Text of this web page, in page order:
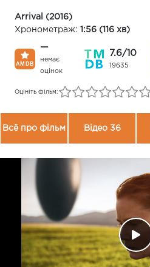
Arrival (2016)
Хронометраж: 1:56 (116 хв)
—
немає
оцінок
7.6/10
19635
Оцініть фільм:
Всё про фільм Відео 36